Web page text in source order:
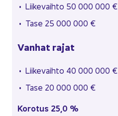
Lii­ke­vaih­to 50 000 000 €
Tase 25 000 000 €
Van­hat rajat
Lii­ke­vaih­to 40 000 000 €
Tase 20 000 000 €
Ko­ro­tus 25,0 %